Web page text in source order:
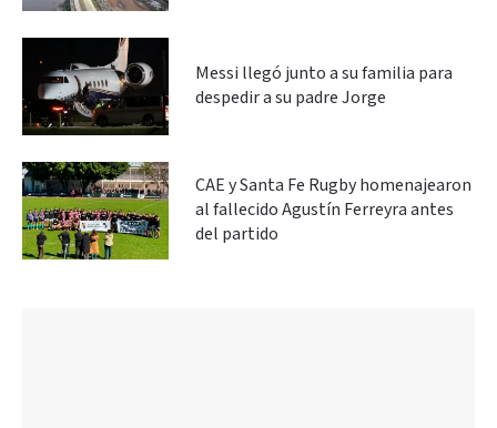
Messi llegó junto a su familia para
despedir a su padre Jorge
CAE y Santa Fe Rugby homenajearon
al fallecido Agustín Ferreyra antes
del partido